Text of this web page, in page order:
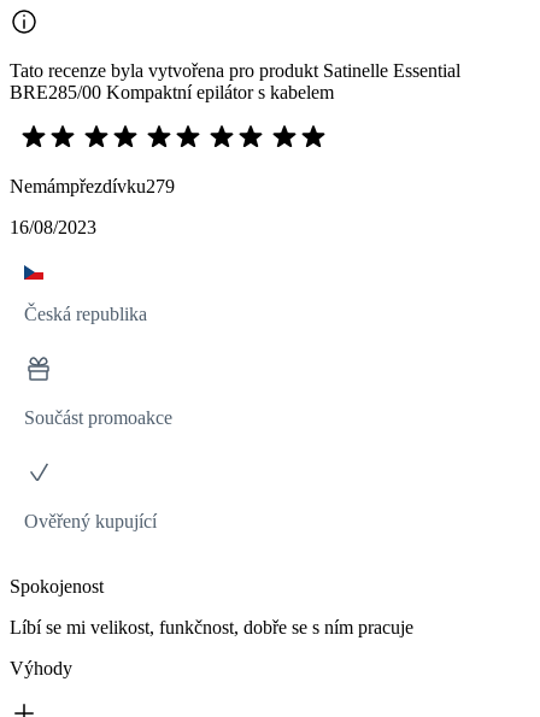
Tato recenze byla vytvořena pro produkt Satinelle Essential
BRE285/00 Kompaktní epilátor s kabelem
Nemámpřezdívku279
16/08/2023
Česká republika
Součást promoakce
Ověřený kupující
Spokojenost
Líbí se mi velikost, funkčnost, dobře se s ním pracuje
Výhody